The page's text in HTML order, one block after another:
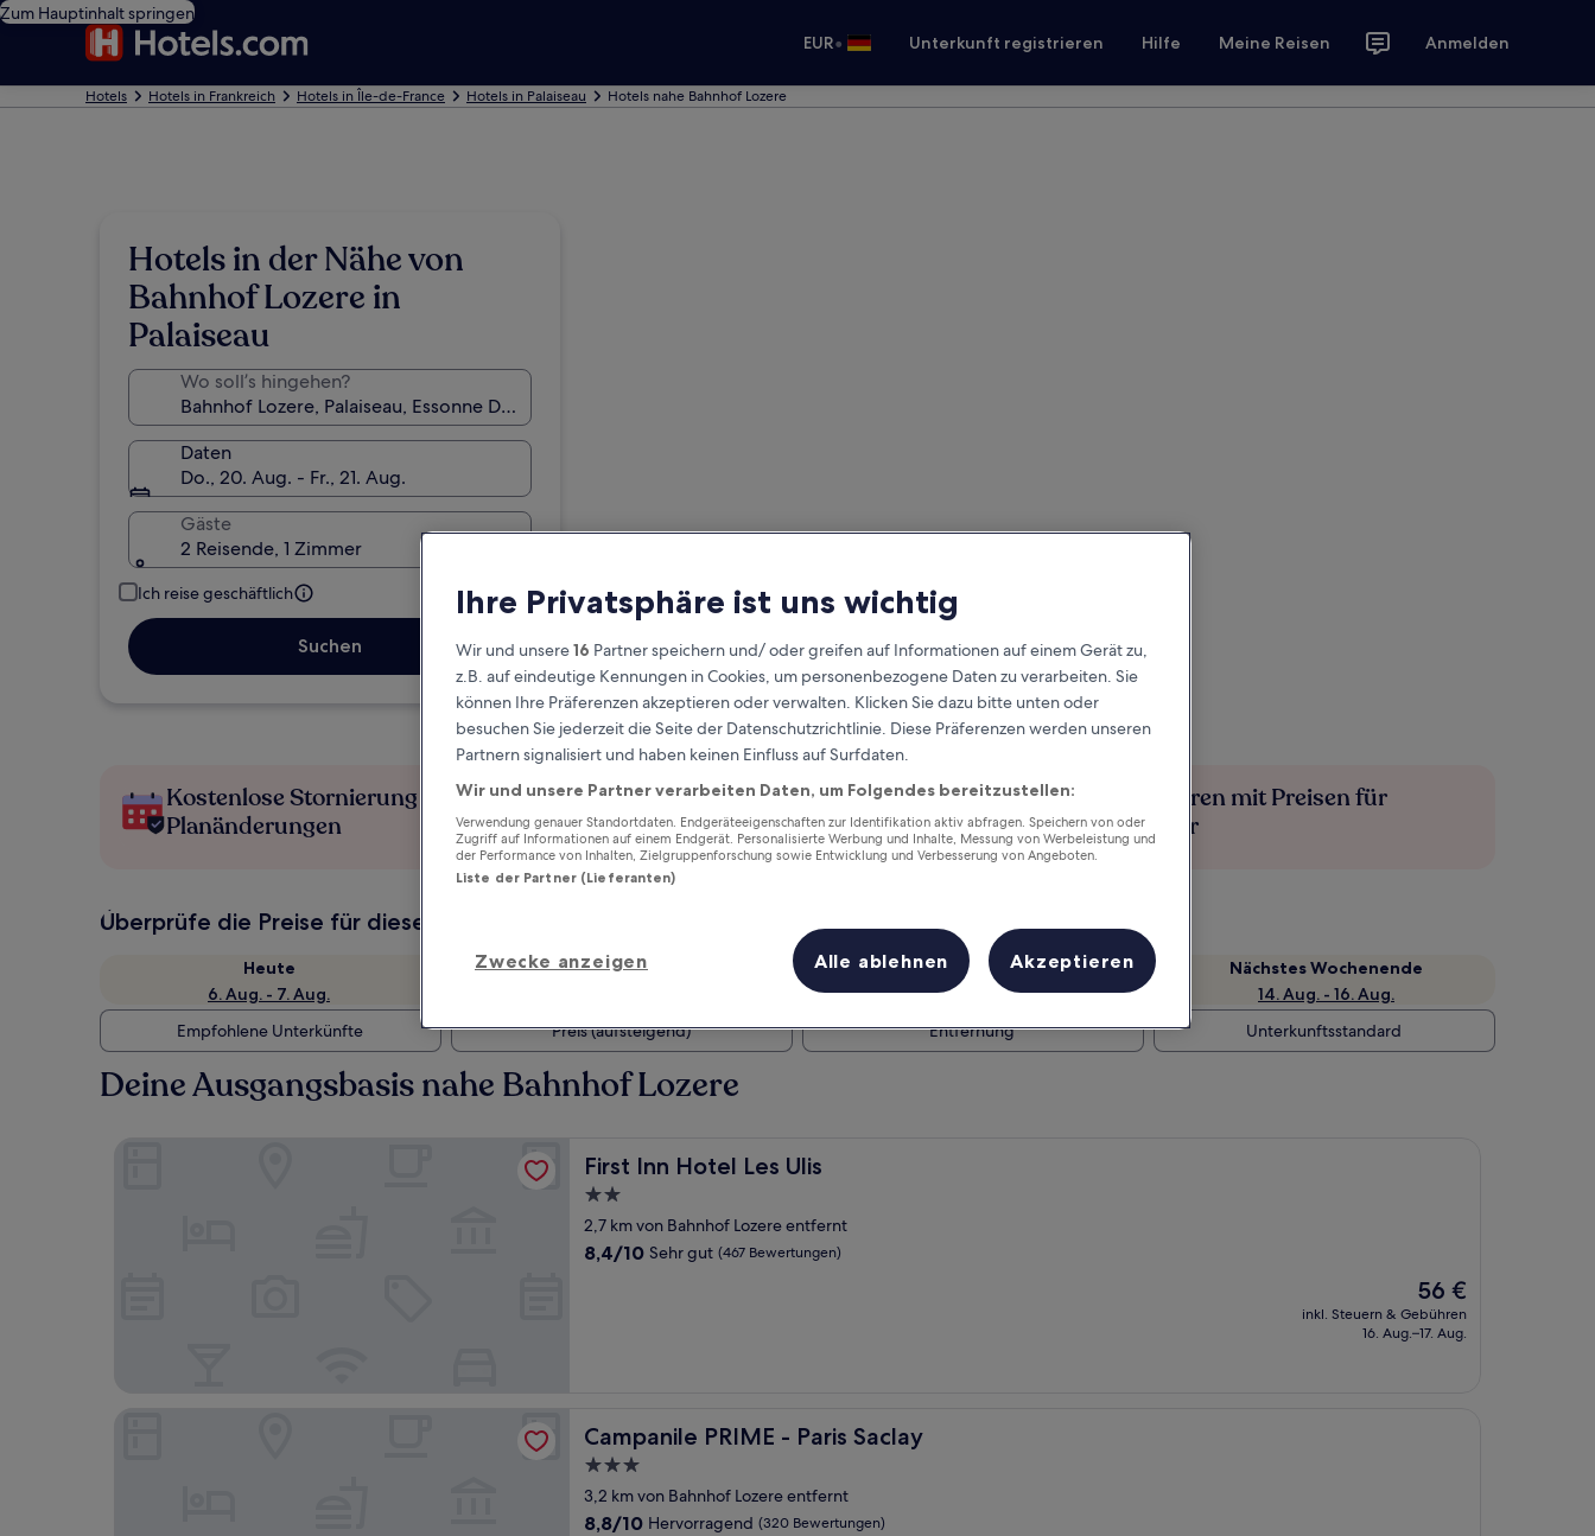
Zum Hauptinhalt springen
EUR• Unterkunft registrieren Hilfe Meine Reisen Anmelden
Hotels Hotels in Frankreich Hotels in Île-de-France Hotels in Palaiseau Hotels nahe Bahnhof Lozere
Hotels in der Nähe von
Bahnhof Lozere in
Palaiseau
Wo soll’s hingehen?
Daten
Do., 20. Aug. - Fr., 21. Aug.
Gäste
2 Reisende, 1 Zimmer
Ich reise geschäftlich
Suchen
Kostenlose Stornierung bei
Planänderungen
Verdiene Prämien für jede
wahrgenommene Übernachtung
Mehr sparen mit Preisen für
Mitglieder
Überprüfe die Preise für diese Daten
Heute
6. Aug. - 7. Aug.
Morgen
Dieses Wochenende
7. Aug. - 9. Aug.
Nächstes Wochenende
14. Aug. - 16. Aug.
Empfohlene Unterkünfte
Preis (aufsteigend) Entfernung Unterkunftsstandard
Deine Ausgangsbasis nahe Bahnhof Lozere
First Inn Hotel Les Ulis
First Inn Hotel Les Ulis
2.0-
Sterne-
Unterkunft
2,7 km von Bahnhof Lozere entfernt
8.4
8,4/10 Sehr gut (467 Bewertungen)
Der
Preis
beträgt
56 €
inkl. Steuern & Gebühren
16. Aug.–17. Aug.
Campanile PRIME - Paris Saclay
Campanile PRIME - Paris Saclay
3.0-
Sterne-
Unterkunft
3,2 km von Bahnhof Lozere entfernt
8.8
8,8/10 Hervorragend (320 Bewertungen)
Ihre Privatsphäre ist uns wichtig
Wir und unsere16 Partner speichern und/ oder greifen auf Informationen auf einem Gerät zu,
z.B. auf eindeutige Kennungen in Cookies, um personenbezogene Daten zu verarbeiten. Sie
können Ihre Präferenzen akzeptieren oder verwalten. Klicken Sie dazu bitte unten oder
besuchen Sie jederzeit die Seite der Datenschutzrichtlinie. Diese Präferenzen werden unseren
Partnern signalisiert und haben keinen Einfluss auf Surfdaten.
Wir und unsere Partner verarbeiten Daten, um Folgendes bereitzustellen:
Verwendung genauer Standortdaten. Endgeräteeigenschaften zur Identifikation aktiv abfragen. Speichern von oder
Zugriff auf Informationen auf einem Endgerät. Personalisierte Werbung und Inhalte, Messung von Werbeleistung und
der Performance von Inhalten, Zielgruppenforschung sowie Entwicklung und Verbesserung von Angeboten.
Liste der Partner (Lieferanten)
Zwecke anzeigen Alle ablehnen Akzeptieren